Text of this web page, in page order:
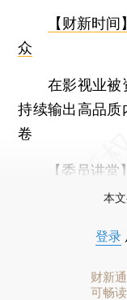
【财新时
众
在影视业被资
持续输出高品
卷
【委员讲
本
登录
财新
可畅